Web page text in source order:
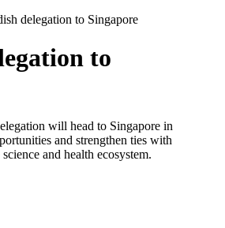
delegation to Singapore
to
will head to Singapore in
and strengthen ties with
and health ecosystem.